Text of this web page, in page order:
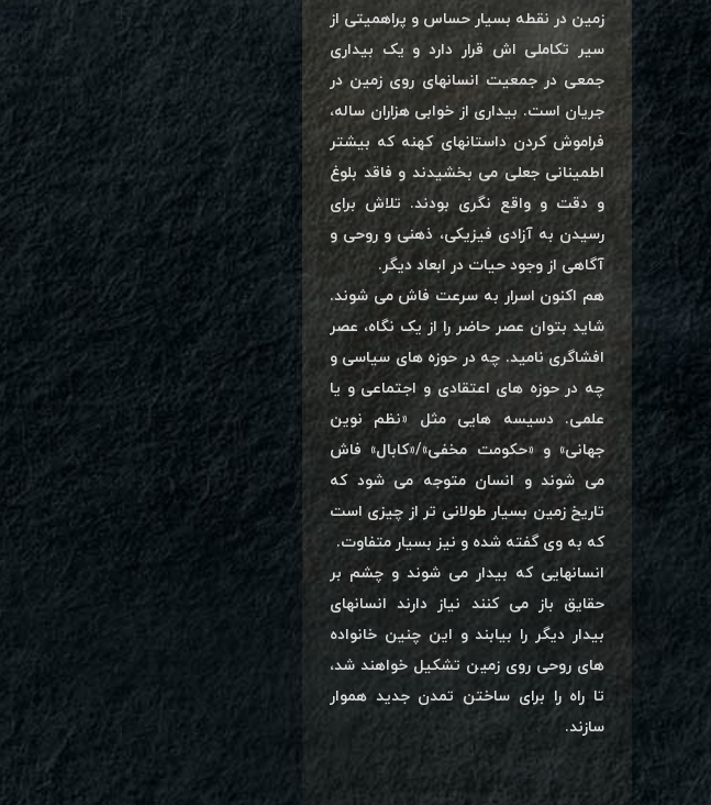
زمین در نقطه بسیار حساس و پراهمیتی از
سیر تکاملی اش قرار دارد و یک بیداری
جمعی در جمعیت انسانهای روی زمین در
جریان است. بیداری از خوابی هزاران ساله،
فراموش کردن داستانهای کهنه که بیشتر
اطمینانی جعلی می بخشیدند و فاقد بلوغ
و دقت و واقع نگری بودند. تلاش برای
رسیدن به آزادی فیزیکی، ذهنی و روحی و
آگاهی از وجود حیات در ابعاد دیگر.
هم اکنون اسرار به سرعت فاش می شوند.
شاید بتوان عصر حاضر را از یک نگاه، عصر
افشاگری نامید. چه در حوزه های سیاسی و
چه در حوزه های اعتقادی و اجتماعی و یا
علمی. دسیسه هایی مثل «نظم نوین
جهانی» و «حکومت مخفی»/«کابال» فاش
می شوند و انسان متوجه می شود که
تاریخ زمین بسیار طولانی تر از چیزی است
که به وی گفته شده و نیز بسیار متفاوت.
انسانهایی که بیدار می شوند و چشم بر
حقایق باز می کنند نیاز دارند انسانهای
بیدار دیگر را بیابند و این چنین خانواده
های روحی روی زمین تشکیل خواهند شد،
تا راه را برای ساختن تمدن جدید هموار
سازند.